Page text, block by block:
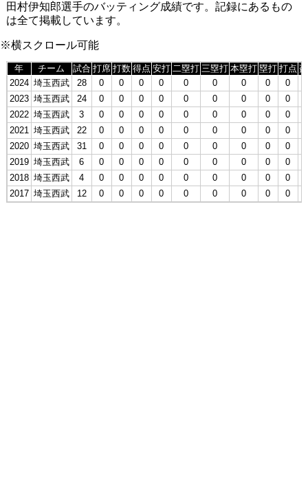
田村伊知郎選手のバッティング成績です。記録にあるもの
は全て掲載しています。
※横スクロール可能
年 チーム 試合 打席 打数 得点 安打 二塁打 三塁打 本塁打 塁打 打点
2024 埼玉西武 28 0 0 0 0 0 0 0 0 0
2023 埼玉西武 24 0 0 0 0 0 0 0 0 0
2022 埼玉西武 3 0 0 0 0 0 0 0 0 0
2021 埼玉西武 22 0 0 0 0 0 0 0 0 0
2020 埼玉西武 31 0 0 0 0 0 0 0 0 0
2019 埼玉西武 6 0 0 0 0 0 0 0 0 0
2018 埼玉西武 4 0 0 0 0 0 0 0 0 0
2017 埼玉西武 12 0 0 0 0 0 0 0 0 0